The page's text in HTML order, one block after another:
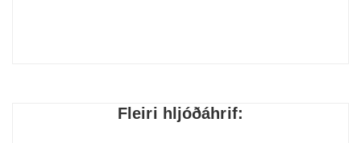
Fleiri hljóðáhrif: